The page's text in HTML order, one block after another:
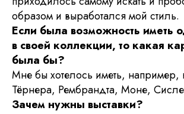
образом и выработался мой стиль.
Если была возможность иметь
в своей коллекции, то какая
была бы?
Мне бы хотелось иметь, например,
Тёрнера, Рембрандта, Моне,
Зачем нужны выставки?
Подпишитесь на новости